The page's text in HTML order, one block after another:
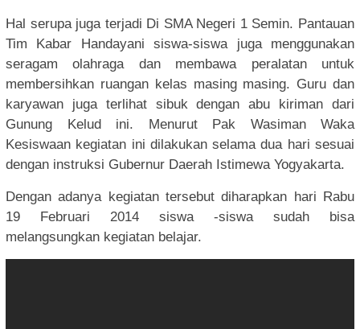
Hal serupa juga terjadi Di SMA Negeri 1 Semin. Pantauan
Tim Kabar Handayani siswa-siswa juga menggunakan
seragam olahraga dan membawa peralatan untuk
membersihkan ruangan kelas masing masing. Guru dan
karyawan juga terlihat sibuk dengan abu kiriman dari
Gunung Kelud ini. Menurut Pak Wasiman Waka
Kesiswaan kegiatan ini dilakukan selama dua hari sesuai
dengan instruksi Gubernur Daerah Istimewa Yogyakarta.
Dengan adanya kegiatan tersebut diharapkan hari Rabu
19 Februari 2014 siswa -siswa sudah bisa
melangsungkan kegiatan belajar.